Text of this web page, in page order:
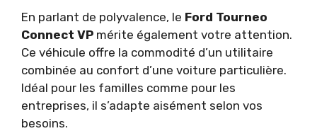
En parlant de polyvalence, le Ford Tourneo
Connect VP mérite également votre attention.
Ce véhicule offre la commodité d’un utilitaire
combinée au confort d’une voiture particulière.
Idéal pour les familles comme pour les
entreprises, il s’adapte aisément selon vos
besoins.